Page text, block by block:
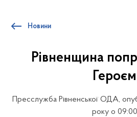
Новини
Рівненщина
Героєм
Пресслужба Рівненської ОДА,
року о 09:00